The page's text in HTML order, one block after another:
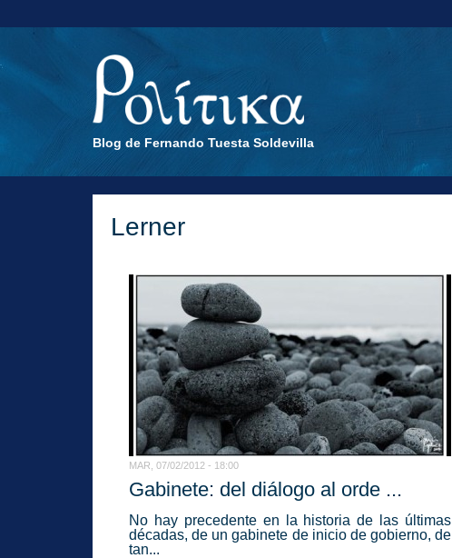
Blog de Fernando Tuesta Soldevilla
Lerner
MAR, 07/02/2012 - 18:00
Gabinete: del diálogo al orde ...
No hay precedente en la historia de las últimas
décadas, de un gabinete de inicio de gobierno, de
tan...